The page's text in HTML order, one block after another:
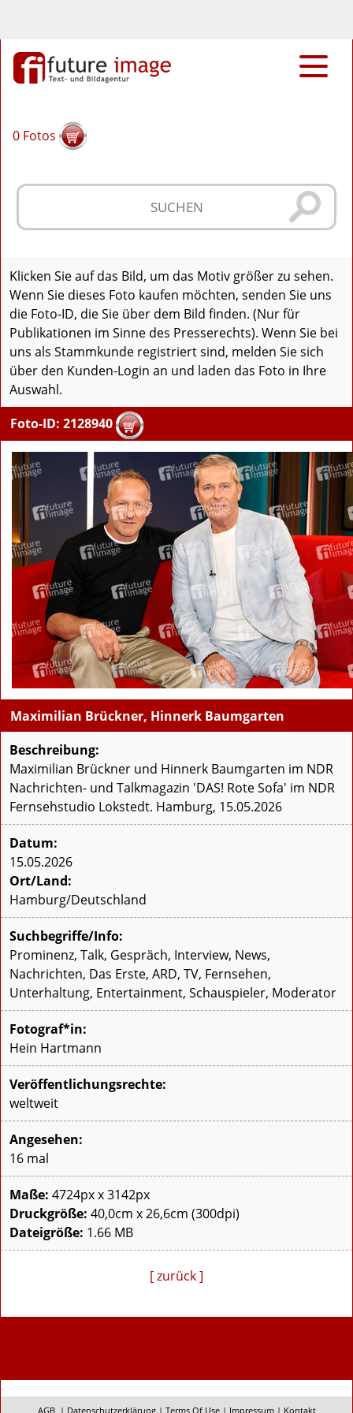
0 Fotos
Klicken Sie auf das Bild, um das Motiv größer zu sehen.
Wenn Sie dieses Foto kaufen möchten, senden Sie uns
die Foto-ID, die Sie über dem Bild finden. (Nur für
Publikationen im Sinne des Presserechts). Wenn Sie bei
uns als Stammkunde registriert sind, melden Sie sich
über den Kunden-Login an und laden das Foto in Ihre
Auswahl.
Foto-ID: 2128940
Maximilian Brückner, Hinnerk Baumgarten
Beschreibung:
Maximilian Brückner und Hinnerk Baumgarten im NDR
Nachrichten- und Talkmagazin 'DAS! Rote Sofa' im NDR
Fernsehstudio Lokstedt. Hamburg, 15.05.2026
Datum:
15.05.2026
Ort/Land:
Hamburg/Deutschland
Suchbegriffe/Info:
Prominenz, Talk, Gespräch, Interview, News,
Nachrichten, Das Erste, ARD, TV, Fernsehen,
Unterhaltung, Entertainment, Schauspieler, Moderator
Fotograf*in:
Hein Hartmann
Veröffentlichungsrechte:
weltweit
Angesehen:
16 mal
Maße: 4724px x 3142px
Druckgröße: 40,0cm x 26,6cm (300dpi)
Dateigröße: 1.66 MB
[ zurück ]
AGB | Datenschutzerklärung| Terms Of Use| Impressum| Kontakt